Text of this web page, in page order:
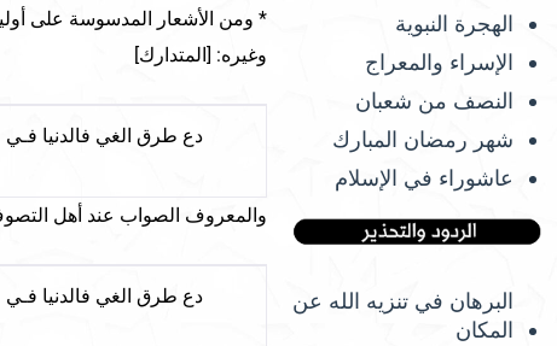
الهجرة النبوية
الإسراء والمعراج
النصف من شعبان
شهر رمضان المبارك
عاشوراء في الإسلام
البرهان في تنزيه الله عن
المكان
* ومن الأشعار المدسوسة على
وغيره: [المتدارك]
دع طرق الغي فالدنيا فـي
والمعروف الصواب عند أهل
دع طرق الغي فالدنيا فـي